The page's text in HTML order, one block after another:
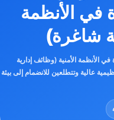
في الأنظمة
شاغرة)
الأمنية (وظائف إدارية
عالية وتتطلعين للانضمام إلى بيئة